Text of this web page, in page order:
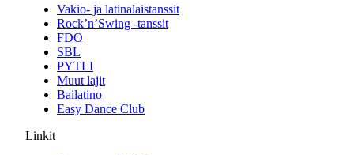
Vakio- ja latinalaistanssit
Rock’n’Swing -tanssit
FDO
SBL
PYTLI
Muut lajit
Bailatino
Easy Dance Club
Linkit